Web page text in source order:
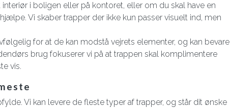
i boligen eller på kontoret, eller om du skal have en
Vi skaber trapper der ikke kun passer visuelt ind, men
for at de kan modstå vejrets elementer, og kan bevare
brug fokuserer vi på at trappen skal komplimentere
vis.
Vi kan levere de fleste typer af trapper, og står dit ønske